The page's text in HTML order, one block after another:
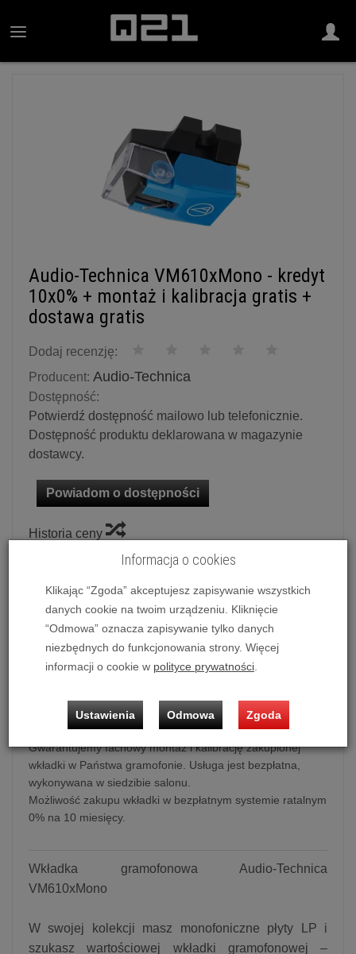
Audio-Technica VM610xMono - kredyt
10x0% + montaż i kalibracja gratis +
dostawa gratis
Dodaj recenzję:
Producent: Audio-Technica
Dostępność:
Potwierdź dostępność mailowo lub telefonicznie.
Dostępność produktu deklarowana w magazynie
dostawcy.
Powiadom o dostępności
Historia ceny
569,00 zł/ szt.
dodaj do koszyka
Wkładka gramofonowa Audio-Technica VM610xMono
Gwarantujemy fachowy montaż i kalibrację zakupionej
wkładki w Państwa gramofonie. Usługa jest bezpłatna,
wykonywana w siedzibie salonu.
Możliwość zakupu wkładki w bezpłatnym systemie ratalnym
0% na 10 miesięcy.
Wkładka gramofonowa Audio-Technica
VM610xMono
W swojej kolekcji masz monofoniczne płyty LP i
szukasz wartościowej wkładki gramofonowej –
Informacja o cookies
Klikając “Zgoda” akceptujesz zapisywanie wszystkich
danych cookie na twoim urządzeniu. Kliknięcie
“Odmowa” oznacza zapisywanie tylko danych
niezbędnych do funkcjonowania strony. Więcej
informacji o cookie w polityce prywatności.
Ustawienia Odmowa Zgoda